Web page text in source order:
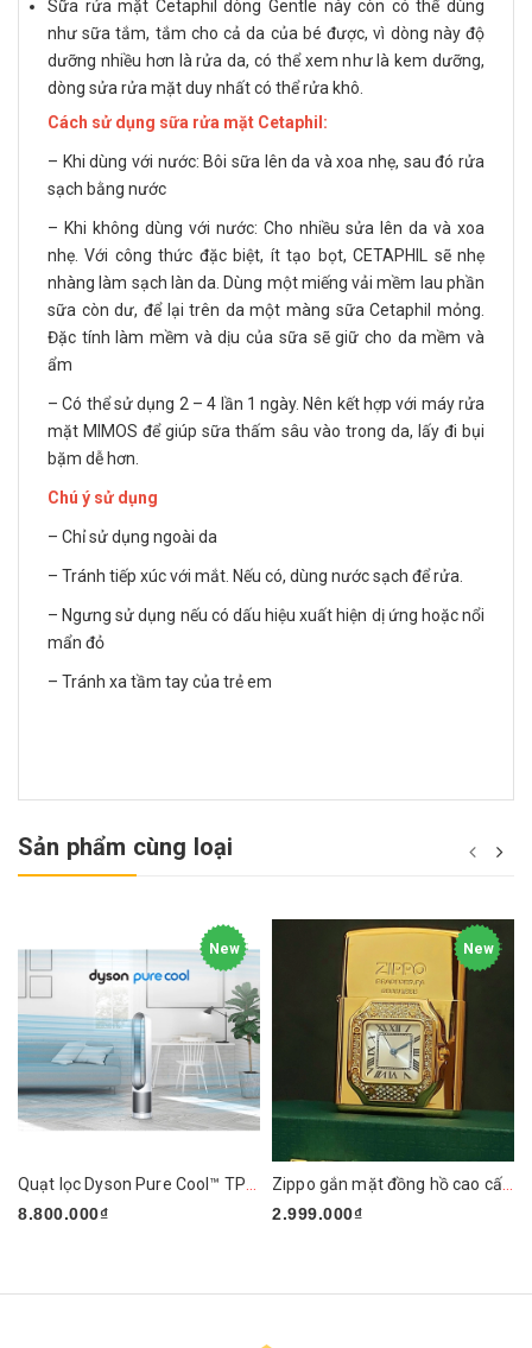
Sữa rửa mặt Cetaphil dòng Gentle này còn có thể dùng
như sữa tắm, tắm cho cả da của bé được, vì dòng này độ
dưỡng nhiều hơn là rửa da, có thể xem như là kem dưỡng,
dòng sửa rửa mặt duy nhất có thể rửa khô.
Cách sử dụng sữa rửa mặt Cetaphil:
– Khi dùng với nước: Bôi sữa lên da và xoa nhẹ, sau đó rửa
sạch bằng nước
– Khi không dùng với nước: Cho nhiều sửa lên da và xoa
nhẹ. Với công thức đặc biệt, ít tạo bọt, CETAPHIL sẽ nhẹ
nhàng làm sạch làn da. Dùng một miếng vải mềm lau phần
sữa còn dư, để lại trên da một màng sữa Cetaphil mỏng.
Đặc tính làm mềm và dịu của sữa sẽ giữ cho da mềm và
ẩm
– Có thể sử dụng 2 – 4 lần 1 ngày. Nên kết hợp với máy rửa
mặt MIMOS để giúp sữa thấm sâu vào trong da, lấy đi bụi
bặm dễ hơn.
Chú ý sử dụng
– Chỉ sử dụng ngoài da
– Tránh tiếp xúc với mắt. Nếu có, dùng nước sạch để rửa.
– Ngưng sử dụng nếu có dấu hiệu xuất hiện dị ứng hoặc nổi
mẩn đỏ
– Tránh xa tầm tay của trẻ em
Sản phẩm cùng loại
New
8.800.000₫
New
Zippo gắn mặt đồng hồ cao cấp ZN295
2.999.000₫